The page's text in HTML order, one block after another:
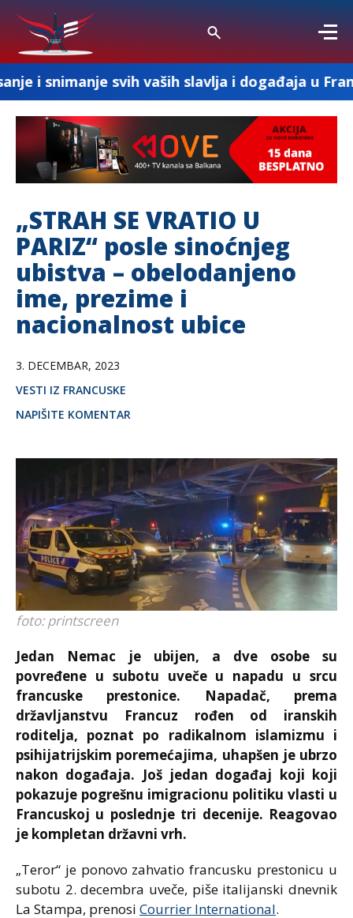
svih vaših slavlja i događaja u Francuskoj
„STRAH SE VRATIO U
PARIZ“ posle sinoćnjeg
ubistva – obelodanjeno
ime, prezime i
nacionalnost ubice
3. DECEMBAR, 2023
VESTI IZ FRANCUSKE
NAPIŠITE KOMENTAR
foto: printscreen
Jedan Nemac je ubijen, a dve osobe su
povređene u subotu uveče u napadu u srcu
francuske prestonice. Napadač, prema
državljanstvu Francuz rođen od iranskih
roditelja, poznat po radikalnom islamizmu i
psihijatrijskim poremećajima, uhapšen je ubrzo
nakon događaja. Još jedan događaj koji koji
pokazuje pogrešnu imigracionu politiku vlasti u
Francuskoj u poslednje tri decenije. Reagovao
je kompletan državni vrh.
„Teror“ je ponovo zahvatio francusku prestonicu u
subotu 2. decembra uveče, piše italijanski dnevnik
La Stampa, prenosi Courrier International.